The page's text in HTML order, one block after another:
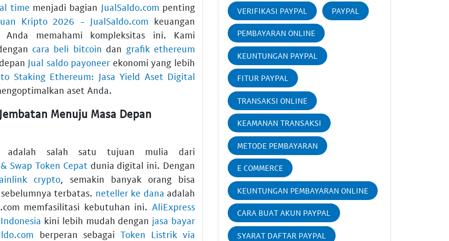
time menjadi bagian JualSaldo.com penting
Kripto 2026 - JualSaldo.com keuangan
Anda memahami kompleksitas ini. Kami
cara beli bitcoin dan grafik ethereum
Jual saldo payoneer ekonomi yang lebih
Staking Ethereum: Jasa Yield Aset Digital
aset Anda.
Menuju Masa Depan
adalah salah satu tujuan mulia dari
Swap Token Cepat dunia digital ini. Dengan
crypto, semakin banyak orang bisa
terbatas. neteller ke dana adalah
memfasilitasi kebutuhan ini. AliExpress
kini lebih mudah dengan jasa bayar
berperan sebagai Token Listrik via
VERIFIKASI PAYPAL PAYPAL
PEMBAYARAN ONLINE
KEUNTUNGAN PAYPAL
FITUR PAYPAL
TRANSAKSI ONLINE
KEAMANAN TRANSAKSI
METODE PEMBAYARAN
E COMMERCE
KEUNTUNGAN PEMBAYARAN ONLINE
CARA BUAT AKUN PAYPAL
SYARAT DAFTAR PAYPAL